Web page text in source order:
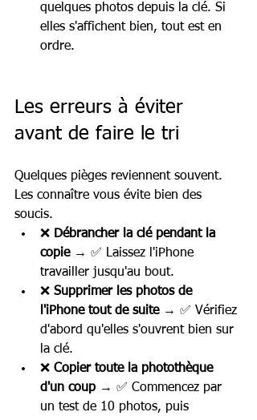
quelques photos depuis la clé. Si
elles s'affichent bien, tout est en
ordre.
Les erreurs à éviter
avant de faire le tri
Quelques pièges reviennent souvent.
Les connaître vous évite bien des
soucis.
❌ Débrancher la clé pendant la
copie → ✅ Laissez l'iPhone
travailler jusqu'au bout.
❌ Supprimer les photos de
l'iPhone tout de suite → ✅ Vérifiez
d'abord qu'elles s'ouvrent bien sur
la clé.
❌ Copier toute la photothèque
d'un coup → ✅ Commencez par
un test de 10 photos, puis